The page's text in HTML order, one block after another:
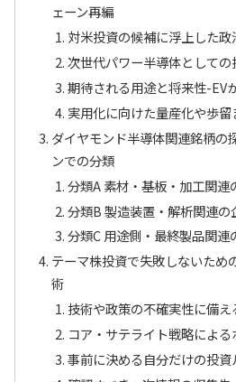
ェーン再編
対米投資の候補に浮上した政
次世代パワー半導体として
期待される用途と将来性-EV
実用化に向けた量産化や歩留
ダイヤモンド半導体関連銘柄の
ンでの分類
分類A 素材・基板・加工関連
分類B 製造装置・解析関連の
分類C 用途側・最終製品関連
テーマ株投資で失敗しないため
術
技術や政策の不確実性に備え
コア・サテライト戦略によ
事前に決める自分だけの投